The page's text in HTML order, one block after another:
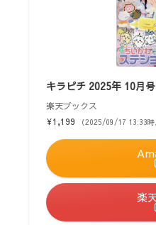
キラピチ 2025年 10月
楽天ブックス
¥1,199
（2025/09/17 13:33時
楽